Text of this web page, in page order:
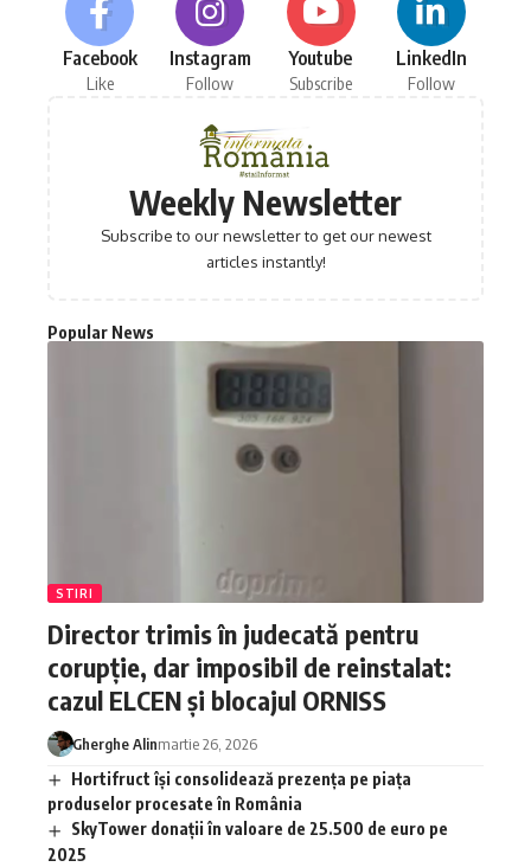
Facebook
Like
Instagram
Follow
Youtube
Subscribe
LinkedIn
Follow
Weekly Newsletter
Subscribe to our newsletter to get our newest
articles instantly!
Popular News
STIRI
Director trimis în judecată pentru
corupție, dar imposibil de reinstalat:
cazul ELCEN și blocajul ORNISS
Gherghe Alinmartie 26, 2026
Hortifruct își consolidează prezența pe piața
produselor procesate în România
SkyTower donații în valoare de 25.500 de euro pe
2025